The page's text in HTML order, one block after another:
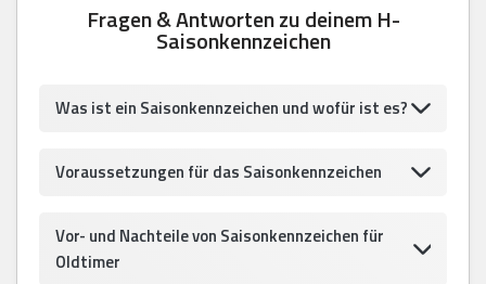
Fragen & Antworten zu deinem H-
Saisonkennzeichen
Was ist ein Saisonkennzeichen und wofür ist es?
Voraussetzungen für das Saisonkennzeichen
Vor- und Nachteile von Saisonkennzeichen für
Oldtimer